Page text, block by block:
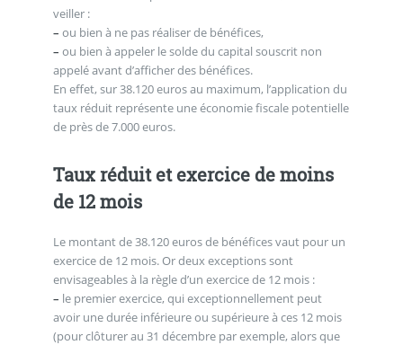
veiller :
– ou bien à ne pas réaliser de bénéfices,
– ou bien à appeler le solde du capital souscrit non
appelé avant d’afficher des bénéfices.
En effet, sur 38.120 euros au maximum, l’application du
taux réduit représente une économie fiscale potentielle
de près de 7.000 euros.
Taux réduit et exercice de moins
de 12 mois
Le montant de 38.120 euros de bénéfices vaut pour un
exercice de 12 mois. Or deux exceptions sont
envisageables à la règle d’un exercice de 12 mois :
– le premier exercice, qui exceptionnellement peut
avoir une durée inférieure ou supérieure à ces 12 mois
(pour clôturer au 31 décembre par exemple, alors que